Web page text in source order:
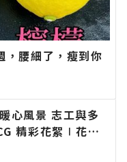
，腰細了，瘦到你
心風景 志工與多
精彩花絮∣花蓮